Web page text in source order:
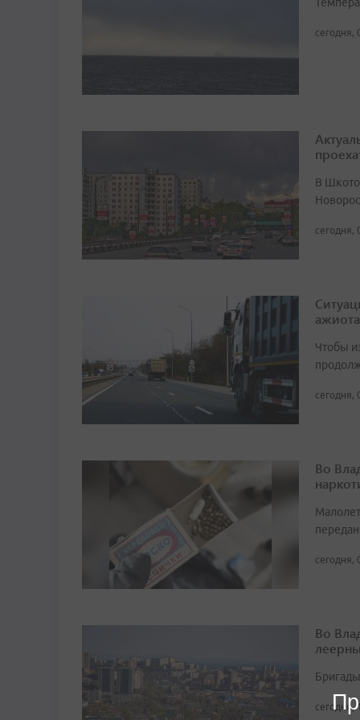
сегодня,
В
сегодня,
Чтобы
сегодня,
Во
сегодня,
Во
сегодня,